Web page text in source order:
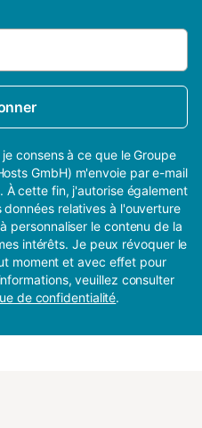
consens à ce que le Groupe
GmbH) m'envoie par e-mail
À cette fin, j'autorise également
données relatives à l'ouverture
personnaliser le contenu de la
intérêts. Je peux révoquer le
moment et avec effet pour
veuillez consulter
de confidentialité.